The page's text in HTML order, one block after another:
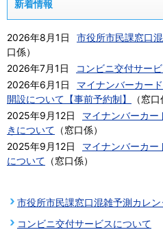
新着情報
2026年8月1日 市役所市民課窓口
口係）
2026年7月1日
コンビニ交付サー
2026年6月1日
マイナンバーカー
開設について【事前予約制】
（窓口
2025年9月12日
マイナンバーカー
きについて （窓口係）
2025年9月12日
マイナンバーカー
について （窓口係）
市役所市民課窓口混雑予測カレ
コンビニ交付サービスについて